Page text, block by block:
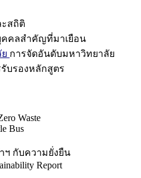
สถิติ
คลสำคัญที่มาเยือน
การจัดอันดับมหาวิทยาลัย
รับรองหลักสูตร
Waste
Bus
ฯ กับความยั่งยืน
Report